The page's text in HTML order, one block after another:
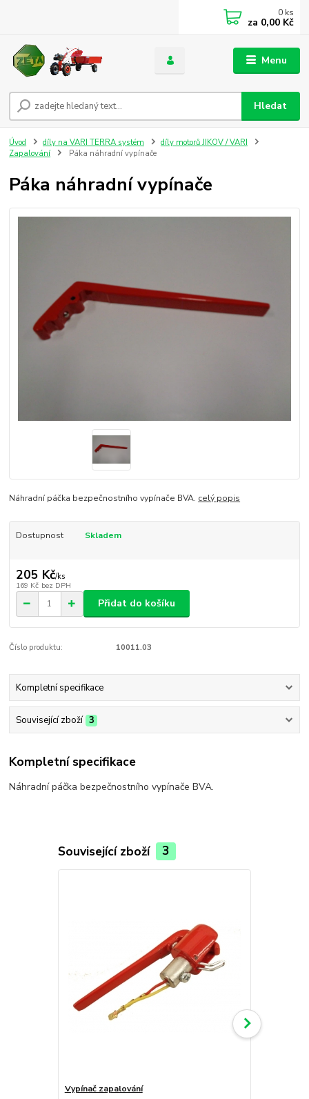
Menu
Hledat
0 ks
za 0,00 Kč
Úvod díly na VARI TERRA systém
díly motorů JIKOV / VARI
Zapalování
Páka náhradní vypínače
Páka náhradní vypínače
Náhradní páčka bezpečnostního vypínače BVA. celý popis
Dostupnost Skladem
205 Kč/ks
169 Kč bez DPH
Přidat do košíku
Číslo produktu: 10011.03
Kompletní specifikace
Související zboží 3
Kompletní specifikace
Náhradní páčka bezpečnostního vypínače BVA.
Související zboží 3
Vypínač zapalování